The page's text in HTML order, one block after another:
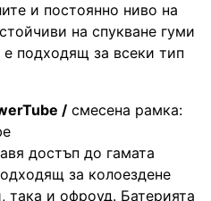
и постоянно ниво на
на спукване гуми
подходящ за всеки тип
/ смесена рамка:
достъп до гамата
за колоездене
така и офроуд. Батерията